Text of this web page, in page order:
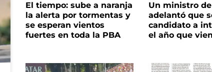
El tiempo: sube a naranja
la alerta por tormentas y
se esperan vientos
fuertes en toda la PBA
Un ministro
adelantó que
candidato a
el año que